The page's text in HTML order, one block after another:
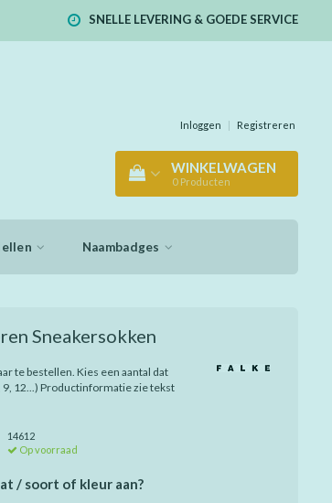
SNELLE LEVERING & GOEDE SERVICE
Inloggen | Registreren
WINKELWAGEN
0 Producten
Naambadges
Sneakersokken
te bestellen. Kies een aantal dat
9, 12...) Productinformatie zie tekst
14612
Op voorraad
/ soort of kleur aan?